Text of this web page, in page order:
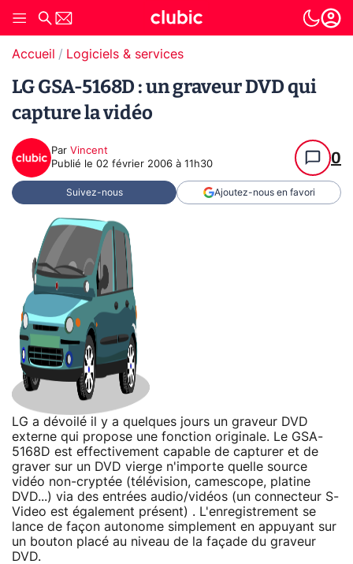
Accueil Logiciels & services
LG GSA-5168D : un graveur DVD qui
capture la vidéo
Par Vincent
Publié le 02 février 2006 à 11h30 0
Suivez-nous Ajoutez-nous en favori
LG a dévoilé il y a quelques jours un graveur DVD
externe qui propose une fonction originale. Le GSA-
5168D est effectivement capable de capturer et de
graver sur un DVD vierge n'importe quelle source
vidéo non-cryptée (télévision, camescope, platine
DVD...) via des entrées audio/vidéos (un connecteur S-
Video est également présent) . L'enregistrement se
lance de façon autonome simplement en appuyant sur
un bouton placé au niveau de la façade du graveur
DVD.